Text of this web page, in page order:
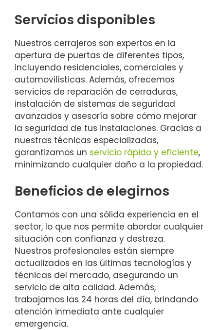
Servicios disponibles
Nuestros cerrajeros son expertos en la
apertura de puertas de diferentes tipos,
incluyendo residenciales, comerciales y
automovilísticas. Además, ofrecemos
servicios de reparación de cerraduras,
instalación de sistemas de seguridad
avanzados y asesoría sobre cómo mejorar
la seguridad de tus instalaciones. Gracias a
nuestras técnicas especializadas,
garantizamos un servicio rápido y eficiente,
minimizando cualquier daño a la propiedad.
Beneficios de elegirnos
Contamos con una sólida experiencia en el
sector, lo que nos permite abordar cualquier
situación con confianza y destreza.
Nuestros profesionales están siempre
actualizados en las últimas tecnologías y
técnicas del mercado, asegurando un
servicio de alta calidad. Además,
trabajamos las 24 horas del día, brindando
atención inmediata ante cualquier
emergencia.